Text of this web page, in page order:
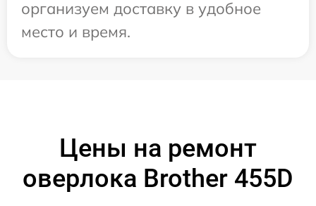
организуем доставку в удобное
место и время.
Цены на ремонт
оверлока Brother 455D